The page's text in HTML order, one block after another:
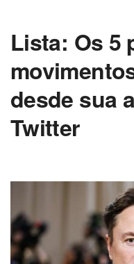
Lista: Os 5
desde sua
Twitter